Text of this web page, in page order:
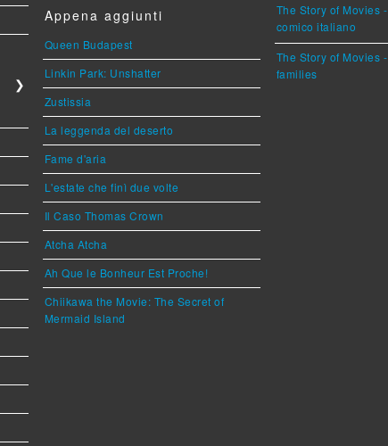
❯
Appena aggiunti
Queen Budapest
Linkin Park: Unshatter
Zustissia
La leggenda del deserto
Fame d'aria
L'estate che finì due volte
Il Caso Thomas Crown
Atcha Atcha
Ah Que le Bonheur Est Proche!
Chiikawa the Movie: The Secret of
Mermaid Island
The Story of Movies
comico italiano
The Story of Movies
families